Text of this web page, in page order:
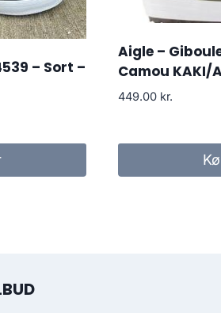
– Sort –
Aigle –
Camou KAKI/
449.00 kr.